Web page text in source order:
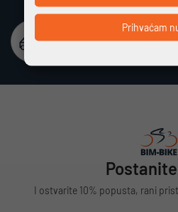
I ostvarite 10% popusta, rani
Prihvaćam